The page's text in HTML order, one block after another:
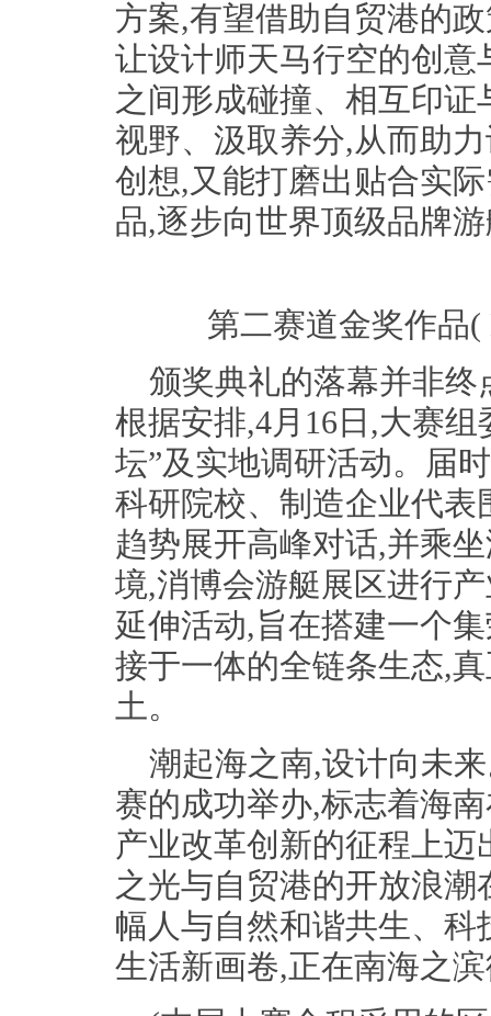
方案,有望借助自贸港的
让设计师天马行空的创
之间形成碰撞、相互印
视野、汲取养分,从而助
创想,又能打磨出贴合实
品,逐步向世界顶级品牌
第二赛道金奖作品
颁奖典礼的落幕并非
根据安排,4月16日,大赛
坛”及实地调研活动。届
科研院校、制造企业代
趋势展开高峰对话,并乘
境,消博会游艇展区进行
延伸活动,旨在搭建一个
接于一体的全链条生态,
土。
潮起海之南,设计向未
赛的成功举办,标志着海
产业改革创新的征程上
之光与自贸港的开放浪
幅人与自然和谐共生、
生活新画卷,正在南海之